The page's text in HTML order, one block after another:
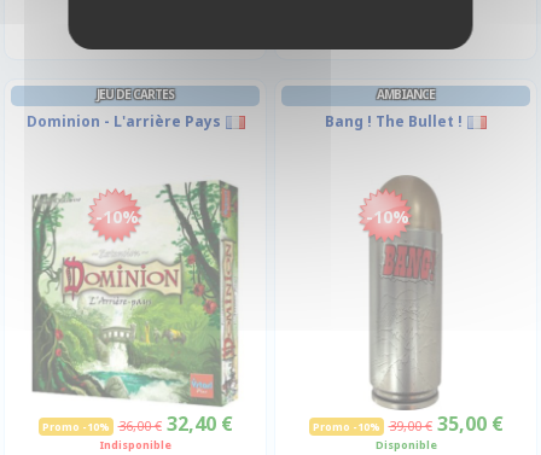
JEU DE CARTES
Dominion - L'arrière Pays
-10%
Promo -10% 36,00 € 32,40 €
Indisponible
AMBIANCE
Bang ! The Bullet !
-10%
Promo -10% 39,00 € 35,00 €
Disponible